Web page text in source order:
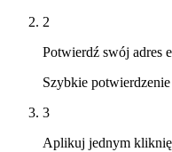
2
Potwierdź swój adres
Szybkie
3
Aplikuj jednym